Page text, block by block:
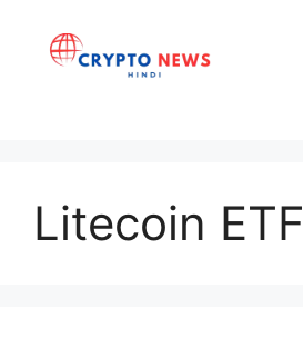
content
Litecoin ETF